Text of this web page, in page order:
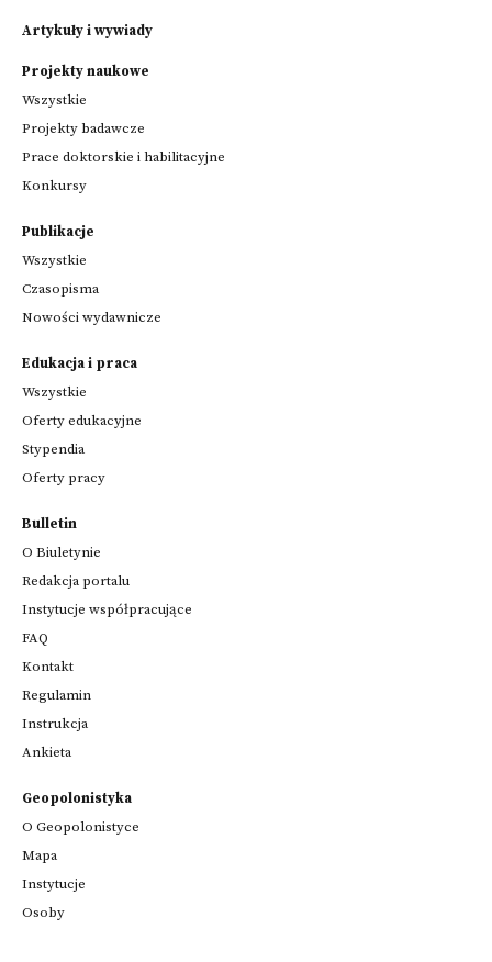
Artykuły i wywiady
Projekty naukowe
Wszystkie
Projekty badawcze
Prace doktorskie i habilitacyjne
Konkursy
Publikacje
Wszystkie
Czasopisma
Nowości wydawnicze
Edukacja i praca
Wszystkie
Oferty edukacyjne
Stypendia
Oferty pracy
Bulletin
O Biuletynie
Redakcja portalu
Instytucje współpracujące
FAQ
Kontakt
Regulamin
Instrukcja
Ankieta
Geopolonistyka
O Geopolonistyce
Mapa
Instytucje
Osoby